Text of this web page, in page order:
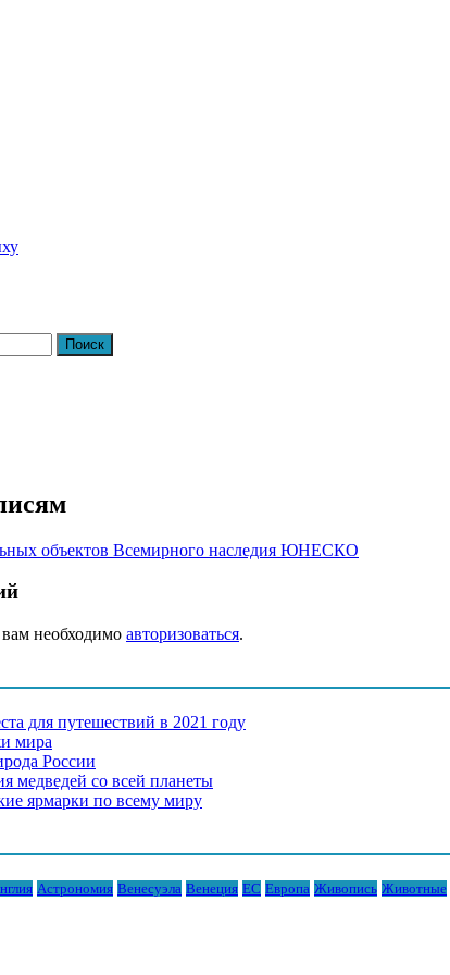
объектов Всемирного наследия ЮНЕСКО
необходимо авторизоваться.
для путешествий в 2021 году
мира
России
медведей со всей планеты
ярмарки по всему миру
Астрономия Венесуэла Венеция ЕС Европа Живопись Животные